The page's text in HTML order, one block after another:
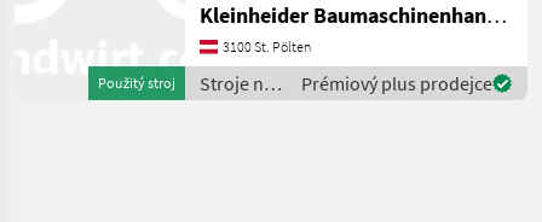
Prislusenstvo
Použitý stroj
Kleinheider Baumaschinenhandel GmbH.
3100 St. Pölten
Stroje na
stavbu /
Prémiový plus prodejce